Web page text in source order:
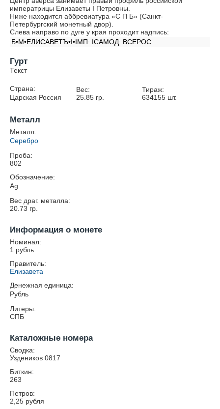
императрицы Елизаветы I Петровны.
Ниже находится аббревиатура «С П Б» (Санкт-
Петербургский монетный двор).
Слева направо по дуге у края проходит надпись:
Б•М•ЕЛИСАВЕТЪ•I•IМП: IСАМОД: ВСЕРОС
Гурт
Текст
Страна:
Царская Россия
Вес:
25.85гр.
Тираж:
634155 шт.
Металл
Металл:
Серебро
Проба:
802
Обозначение:
Ag
Вес драг. металла:
20.73 гр.
Информация о монете
Номинал:
1 рубль
Правитель:
Елизавета
Денежная единица:
Рубль
Литеры:
СПБ
Каталожные номера
Сводка:
Уздеников 0817
Биткин:
263
Петров:
2,25 рубля